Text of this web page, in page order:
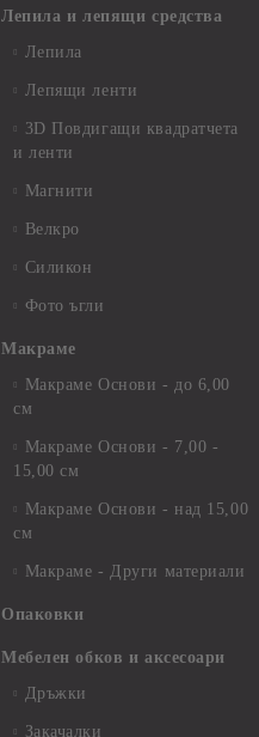
Лепила и лепящи средства
Лепила
Лепящи ленти
3D Повдигащи квадратчета
и ленти
Магнити
Велкро
Силикон
Фото ъгли
Макраме
Макраме Основи - до 6,00
см
Макраме Основи - 7,00 -
15,00 см
Макраме Основи - над 15,00
см
Макраме - Други материали
Опаковки
Мебелен обков и аксесоари
Дръжки
Закачалки